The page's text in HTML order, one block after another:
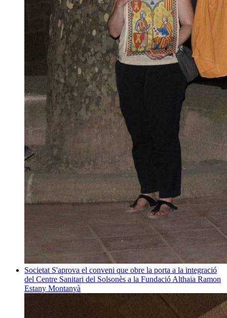
Societat S'aprova el conveni que obre la porta a la integració
del Centre Sanitari del Solsonès a la Fundació Althaia Ramon
Estany Montanyà